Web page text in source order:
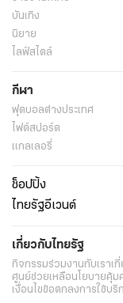
บันเทิง
นิยาย
ไลฟ์สไตล์
กีฬา
ฟุตบอลต่่างประเทศ
ไฟต์สปอร์ต
แกลเลอรี่
ช็อปปิ้ง
ไทยรัฐอีเวนต์
เกี่ยวกับไทยรัฐ
กิจกรรมร่วมงานกับเราเ
ศูนย์ช่วยเหลือนโยบายคุ้ม
เงื่อนไขข้อตกลงการใช้บริ